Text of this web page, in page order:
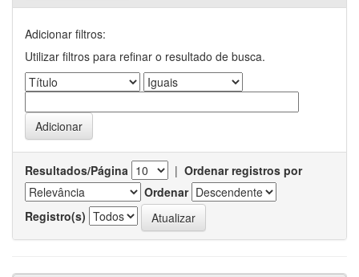
Adicionar filtros:
Utilizar filtros para refinar o resultado de busca.
Resultados/Página | Ordenar registros por
Ordenar
Registro(s)